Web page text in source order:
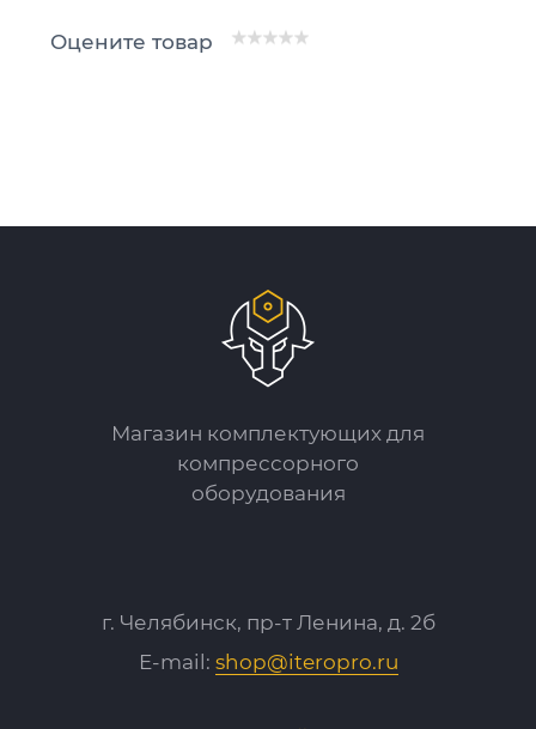
Оцените товар
Магазин комплектующих для
компрессорного
оборудования
г. Челябинск, пр-т Ленина, д. 2б
E-mail: shop@iteropro.ru